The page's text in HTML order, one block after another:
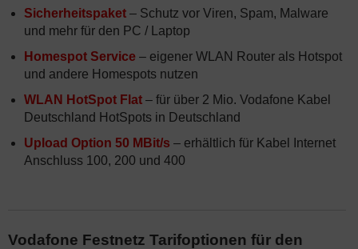
Sicherheitspaket – Schutz vor Viren, Spam, Malware
und mehr für den PC / Laptop
Homespot Service – eigener WLAN Router als Hotspot
und andere Homespots nutzen
WLAN HotSpot Flat – für über 2 Mio. Vodafone Kabel
Deutschland HotSpots in Deutschland
Upload Option 50 MBit/s – erhältlich für Kabel Internet
Anschluss 100, 200 und 400
Vodafone Festnetz Tarifoptionen für den